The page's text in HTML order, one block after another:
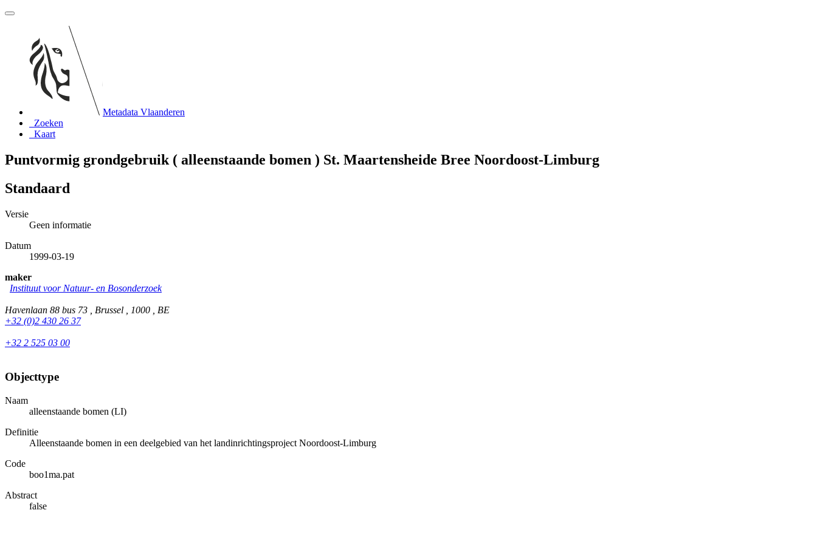
Metadata Vlaanderen
Zoeken
Kaart
Puntvormig grondgebruik ( alleenstaande bomen ) St. Maartensheide Bree Noordoost-Limburg
Standaard
Versie
Geen informatie
Datum
1999-03-19
maker
Instituut voor Natuur- en Bosonderzoek
Havenlaan 88 bus 73 , Brussel , 1000 , BE
+32 (0)2 430 26 37
+32 2 525 03 00
Objecttype
Naam
alleenstaande bomen (LI)
Definitie
Alleenstaande bomen in een deelgebied van het landinrichtingsproject Noordoost-Limburg
Code
boo1ma.pat
Abstract
false